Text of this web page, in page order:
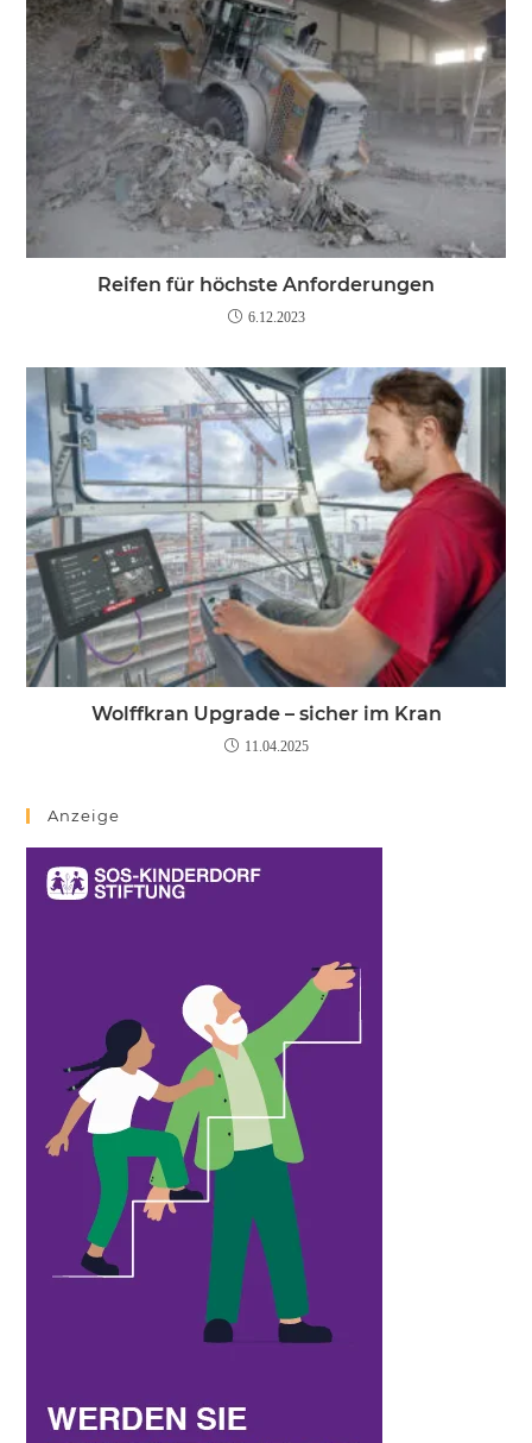
Reifen für höchste Anforderungen
6.12.2023
Wolffkran Upgrade – sicher im Kran
11.04.2025
Anzeige